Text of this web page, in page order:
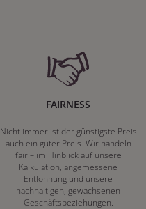
FAIRNESS
Nicht immer ist der günstigste Preis
auch ein guter Preis. Wir handeln
fair – im Hinblick auf unsere
Kalkulation, angemessene
Entlohnung und unsere
nachhaltigen, gewachsenen
Geschäftsbeziehungen.